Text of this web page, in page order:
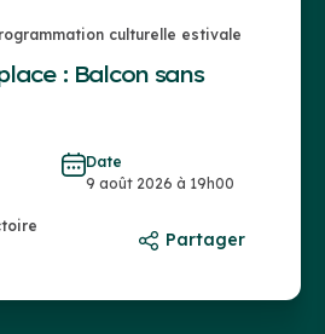
culturelle estivale
: Balcon sans
Date
9 août 2026 à 19h00
Partager